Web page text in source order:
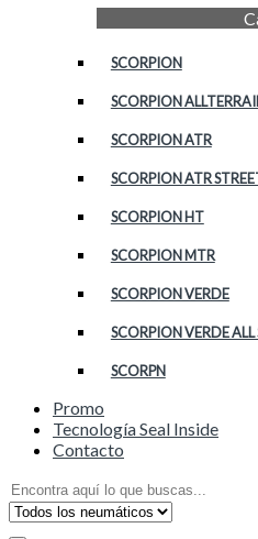
SCORPION
SCORPION
SCORPION ATR
SCORPION ATR
SCORPION HT
SCORPION MTR
SCORPION VERDE
SCORPION VERDE ALL
SCORPN
Promo
Tecnología Seal Inside
Contacto
Search
for: